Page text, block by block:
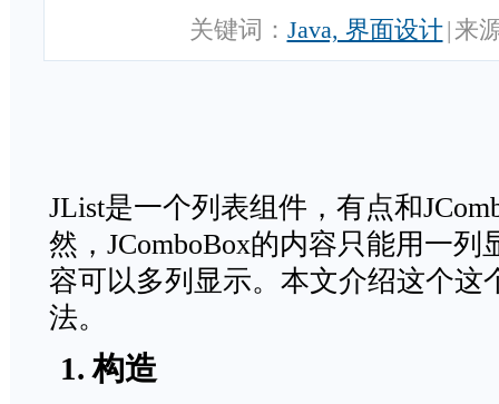
关键词： Java, 界面设计| 来
JList是一个列表组件，有点和
然，JComboBox的内容只能用一列
容可以多列显示。本文介绍这个这
法。
1. 构造